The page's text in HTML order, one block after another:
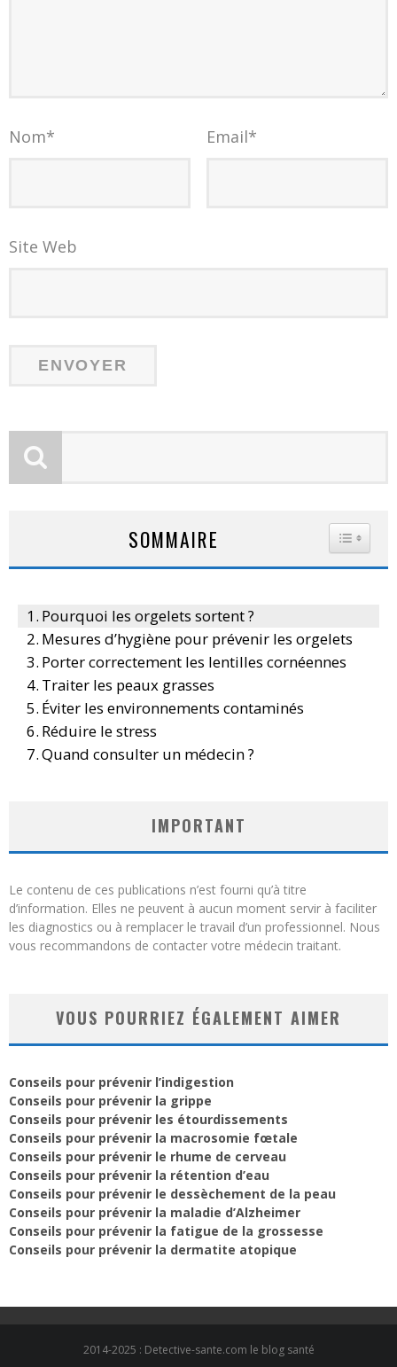
Nom* Email*
Site Web
SOMMAIRE
Pourquoi les orgelets sortent ?
Mesures d’hygiène pour prévenir les orgelets
Porter correctement les lentilles cornéennes
Traiter les peaux grasses
Éviter les environnements contaminés
Réduire le stress
Quand consulter un médecin ?
IMPORTANT
Le contenu de ces publications n’est fourni qu’à titre
d’information. Elles ne peuvent à aucun moment servir à faciliter
les diagnostics ou à remplacer le travail d’un professionnel. Nous
vous recommandons de contacter votre médecin traitant.
VOUS POURRIEZ ÉGALEMENT AIMER
Conseils pour prévenir l’indigestion
Conseils pour prévenir la grippe
Conseils pour prévenir les étourdissements
Conseils pour prévenir la macrosomie fœtale
Conseils pour prévenir le rhume de cerveau
Conseils pour prévenir la rétention d’eau
Conseils pour prévenir le dessèchement de la peau
Conseils pour prévenir la maladie d’Alzheimer
Conseils pour prévenir la fatigue de la grossesse
Conseils pour prévenir la dermatite atopique
2014-2025 : Detective-sante.com le blog santé